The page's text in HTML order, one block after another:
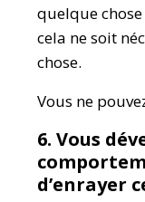
quelque
cela ne soit
chose.
Vous ne
6. Vous
d’enrayer